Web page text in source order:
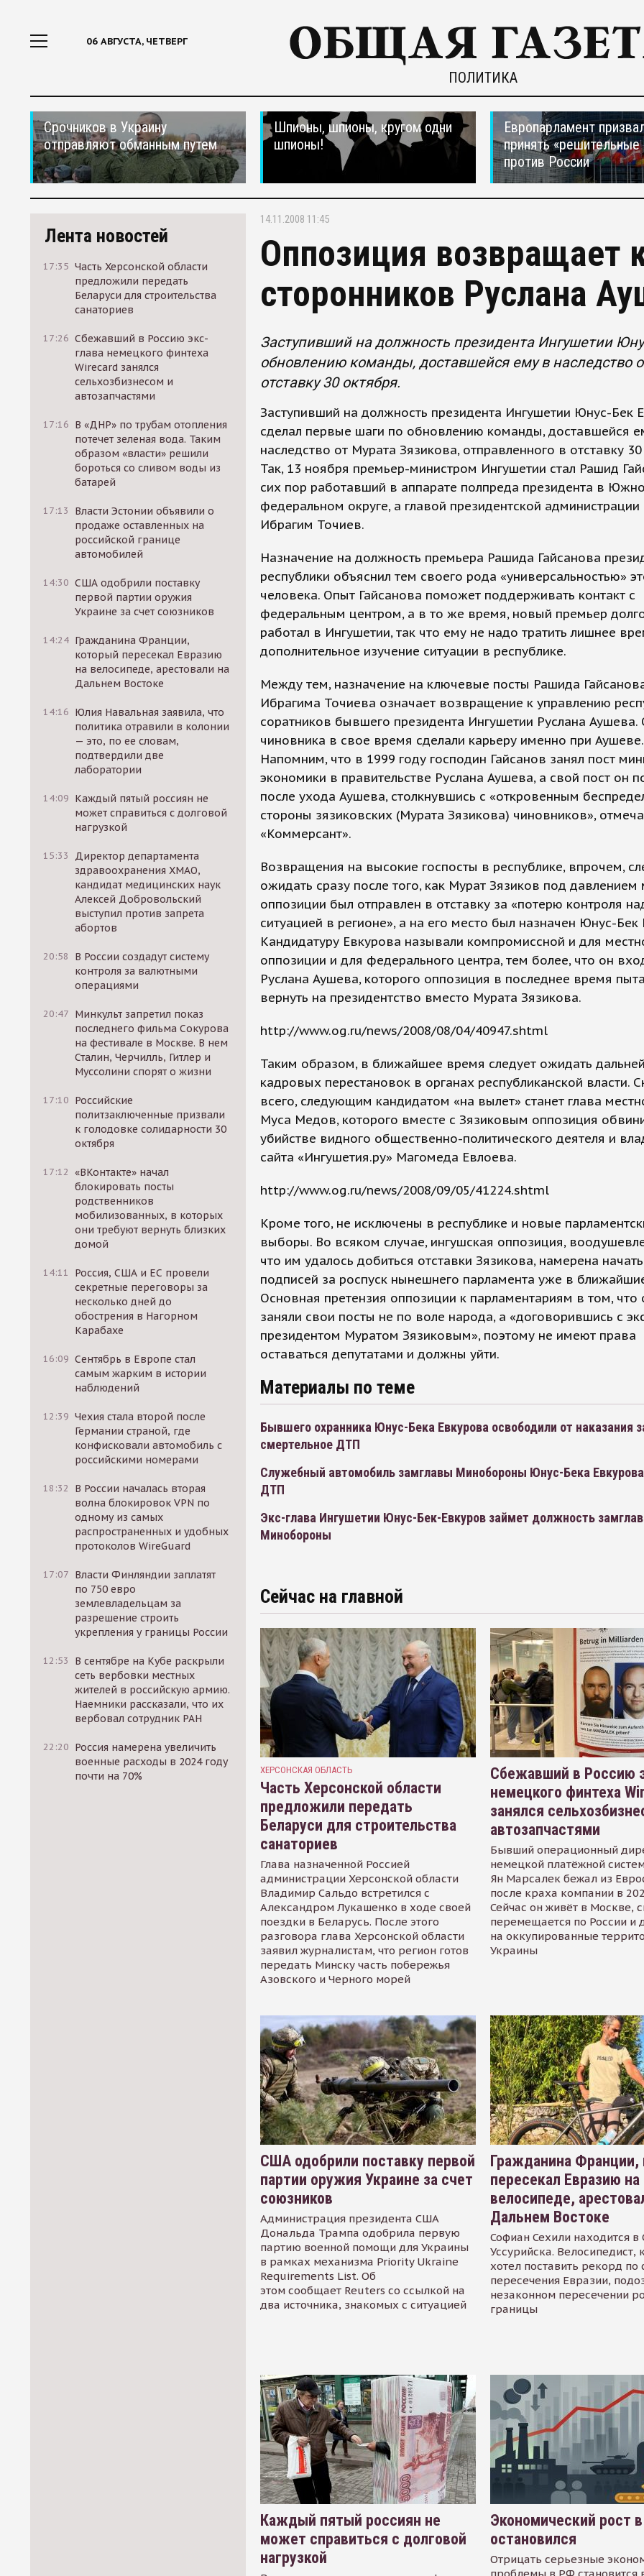
06 АВГУСТА, ЧЕТВЕРГ
ПОЛИТИКА
Срочников в Украину
отправляют обманным путем
Шпионы, шпионы, кругом одни
шпионы!
Европарламент
принять
против России
Лента новостей
17:35 Часть Херсонской области
предложили передать
Беларуси для строительства
санаториев
17:26 Сбежавший в Россию экс-
глава немецкого финтеха
Wirecard занялся
сельхозбизнесом и
автозапчастями
17:16 В «ДНР» по трубам отопления
потечет зеленая вода. Таким
образом «власти» решили
бороться со сливом воды из
батарей
17:13
Власти Эстонии объявили о
продаже оставленных на
российской границе
автомобилей
14:30 США одобрили поставку
первой партии оружия
Украине за счет союзников
14:24 Гражданина Франции,
который пересекал Евразию
на велосипеде, арестовали на
Дальнем Востоке
14:16 Юлия Навальная заявила, что
политика отравили в колонии
— это, по ее словам,
подтвердили две
лаборатории
14:09 Каждый пятый россиян не
может справиться с долговой
нагрузкой
15:33
Директор департамента
здравоохранения ХМАО,
кандидат медицинских наук
Алексей Добровольский
выступил против запрета
абортов
20:58
В России создадут систему
контроля за валютными
операциями
20:47 Минкульт запретил показ
последнего фильма Сокурова
на фестивале в Москве. В нем
Сталин, Черчилль, Гитлер и
Муссолини спорят о жизни
17:10 Российские
политзаключенные призвали
к голодовке солидарности 30
октября
17:12 «ВКонтакте» начал
блокировать посты
родственников
мобилизованных, в которых
они требуют вернуть близких
домой
14:11
Россия, США и ЕС провели
секретные переговоры за
несколько дней до
обострения в Нагорном
Карабахе
16:09 Сентябрь в Европе стал
самым жарким в истории
наблюдений
12:39 Чехия стала второй после
Германии страной, где
конфисковали автомобиль с
российскими номерами
18:32
В России началась вторая
волна блокировок VPN по
одному из самых
распространенных и удобных
протоколов WireGuard
17:07 Власти Финляндии заплатят
по 750 евро
землевладельцам за
разрешение строить
укрепления у границы России
12:53
В сентябре на Кубе раскрыли
сеть вербовки местных
жителей в российскую армию.
Наемники рассказали, что их
вербовал сотрудник РАН
22:20 Россия намерена увеличить
военные расходы в 2024 году
почти на 70%
14.11.2008 11:45
Оппозиция возвращает
сторонников Руслана
Заступивший на должность президента Ингушетии
обновлению команды, доставшейся ему в наследство
отставку 30 октября.
Заступивший на должность президента Ингушетии Юнус-Бек
сделал первые шаги по обновлению команды, доставшейся
наследство от Мурата Зязикова, отправленного в отставку
Так, 13 ноября премьер-министром Ингушетии стал Рашид
сих пор работавший в аппарате полпреда президента в
федеральном округе, а главой президентской
Ибрагим Точиев.
Назначение на должность премьера Рашида Гайсанова
республики объяснил тем своего рода «универсальностью»
человека. Опыт Гайсанова поможет поддерживать контакт с
федеральным центром, а в то же время, новый премьер
работал в Ингушетии, так что ему не надо тратить лишнее
дополнительное изучение ситуации в республике.
Между тем, назначение на ключевые посты Рашида
Ибрагима Точиева означает возвращение к управлению
соратников бывшего президента Ингушетии Руслана Аушева.
чиновника в свое время сделали карьеру именно при Аушеве.
Напомним, что в 1999 году господин Гайсанов занял пост
экономики в правительстве Руслана Аушева, а свой пост он
после ухода Аушева, столкнувшись с «откровенным
стороны зязиковских (Мурата Зязикова) чиновников»,
«Коммерсант».
Возвращения на высокие госпосты в республике, впрочем,
ожидать сразу после того, как Мурат Зязиков под давлением
оппозиции был отправлен в отставку за «потерю контроля
ситуацией в регионе», а на его место был назначен Юнус-Бек
Кандидатуру Евкурова называли компромиссной и для
оппозиции и для федерального центра, тем более, что он
Руслана Аушева, которого оппозиция в последнее время
вернуть на президентство вместо Мурата Зязикова.
http://www.og.ru/news/2008/08/04/40947.shtml
Таким образом, в ближайшее время следует ожидать
кадровых перестановок в органах республиканской власти.
всего, следующим кандидатом «на вылет» станет глава
Муса Медов, которого вместе с Зязиковым оппозиция
убийстве видного общественно-политического деятеля и
сайта «Ингушетия.ру» Магомеда Евлоева.
http://www.og.ru/news/2008/09/05/41224.shtml
Кроме того, не исключены в республике и новые
выборы. Во всяком случае, ингушская оппозиция,
что им удалось добиться отставки Зязикова, намерена
подписей за роспуск нынешнего парламента уже в
Основная претензия оппозиции к парламентариям в том, что
заняли свои посты не по воле народа, а «договорившись с
президентом Муратом Зязиковым», поэтому не имеют права
оставаться депутатами и должны уйти.
Материалы по теме
Бывшего охранника Юнус-Бека Евкурова освободили от наказания
смертельное ДТП
Служебный автомобиль замглавы Минобороны Юнус-Бека
ДТП
Экс-глава Ингушетии Юнус-Бек-Евкуров займет должность
Минобороны
Сейчас на главной
ХЕРСОНСКАЯ ОБЛАСТЬ
Часть Херсонской области
предложили передать
Беларуси для строительства
санаториев
Глава назначенной Россией
администрации Херсонской области
Владимир Сальдо встретился с
Александром Лукашенко в ходе своей
поездки в Беларусь. После этого
разговора глава Херсонской области
заявил журналистам, что регион готов
передать Минску часть побережья
Азовского и Черного морей
Сбежавший в Россию
немецкого финтеха
занялся
автозапчастями
Бывший операционный
немецкой платёжной
Ян Марсалек бежал из
после краха компании в
Сейчас он живёт в Москве,
перемещается по России и
на оккупированные
Украины
США одобрили поставку первой
партии оружия Украине за счет
союзников
Администрация президента США
Дональда Трампа одобрила первую
партию военной помощи для Украины
в рамках механизма Priority Ukraine
Requirements List. Об
этом сообщает Reuters со ссылкой на
два источника, знакомых с ситуацией
Гражданина Франции,
пересекал Евразию на
велосипеде,
Дальнем Востоке
Софиан Сехили находится в
Уссурийска. Велосипедист,
хотел поставить рекорд по
пересечения Евразии,
незаконном пересечении
границы
Каждый пятый россиян не
может справиться с долговой
нагрузкой
Экономический рост
остановился
Отрицать серьезные